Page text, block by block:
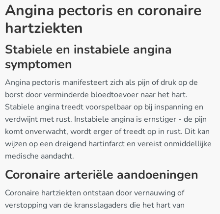
Angina pectoris en coronaire
hartziekten
Stabiele en instabiele angina
symptomen
Angina pectoris manifesteert zich als pijn of druk op de
borst door verminderde bloedtoevoer naar het hart.
Stabiele angina treedt voorspelbaar op bij inspanning en
verdwijnt met rust. Instabiele angina is ernstiger - de pijn
komt onverwacht, wordt erger of treedt op in rust. Dit kan
wijzen op een dreigend hartinfarct en vereist onmiddellijke
medische aandacht.
Coronaire arteriële aandoeningen
Coronaire hartziekten ontstaan door vernauwing of
verstopping van de kransslagaders die het hart van